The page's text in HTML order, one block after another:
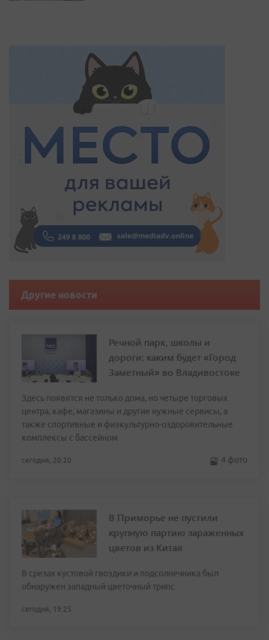
Другие новости
Речной парк, школы и
дороги: каким будет «Город
Заметный» во Владивостоке
Здесь появятся не только дома, но четыре торговых
центра, кафе, магазины и другие нужные сервисы, а
также спортивные и физкультурно-оздоровительные
комплексы с бассейном
сегодня, 20:20 4 фото
В Приморье не пустили
крупную партию зараженных
цветов из Китая
В срезах кустовой гвоздики и подсолнечника был
обнаружен западный цветочный трипс
сегодня, 19:25